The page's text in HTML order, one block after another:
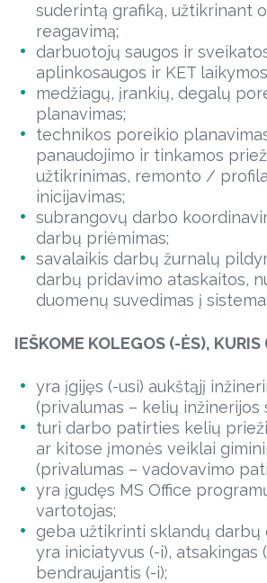
suderintą grafiką, užtikrinant
reagavimą;
darbuotojų saugos ir
aplinkosaugos ir KET
medžiagų, įrankių, degalų
planavimas;
technikos poreikio
panaudojimo ir tinkamos
užtikrinimas, remonto /
inicijavimas;
subrangovų darbo
darbų priėmimas;
savalaikis darbų žurnalų
darbų pridavimo ataskaitos,
duomenų suvedimas į
IEŠKOME KOLEGOS (-ĖS), KURIS
yra įgijęs (-usi) aukštąjį
(privalumas – kelių inžinerijos
turi darbo patirties kelių
ar kitose įmonės veiklai
(privalumas – vadovavimo
yra įgudęs MS Office
vartotojas;
geba užtikrinti sklandų darbų
yra iniciatyvus (-i), atsakingas
bendraujantis (-i);